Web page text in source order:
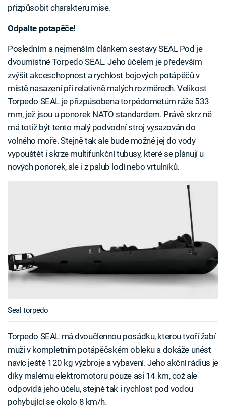
přizpůsobit charakteru mise.
Odpalte potapěče!
Posledním a nejmenším článkem sestavy SEAL Pod je
dvoumístné Torpedo SEAL. Jeho účelem je především
zvýšit akceschopnost a rychlost bojových potápěčů v
místě nasazení při relativně malých rozměrech. Velikost
Torpedo SEAL je přizpůsobena torpédometům ráže 533
mm, jež jsou u ponorek NATO standardem. Právě skrz ně
má totiž být tento malý podvodní stroj vysazován do
volného moře. Stejně tak ale bude možné jej do vody
vypouštět i skrze multifunkční tubusy, které se plánují u
nových ponorek, ale i z palub lodí nebo vrtulníků.
Seal torpedo
Torpedo SEAL má dvoučlennou posádku, kterou tvoří žabí
muži v kompletním potápěčském obleku a dokáže unést
navíc ještě 120 kg výzbroje a vybavení. Jeho akční rádius je
díky malému elektromotoru pouze asi 14 km, což ale
odpovídá jeho účelu, stejně tak i rychlost pod vodou
pohybující se okolo 8 km/h.